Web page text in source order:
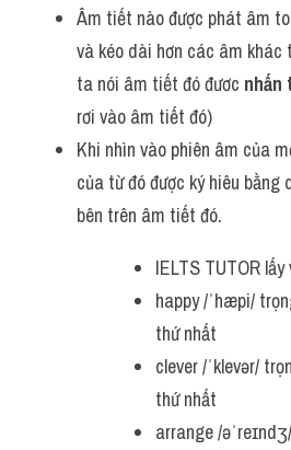
Âm tiết nào được phát âm
và kéo dài hơn các âm
ta nói âm tiết đó đươc nhấn
rơi vào âm tiết đó)
Khi nhìn vào phiên âm của
của từ đó được ký hiêu bằng
bên trên âm tiết đó.
IELTS TUTOR lấy
happy /ˈhæpi/
thứ nhất
clever /ˈklevər/
thứ nhất
arrange /